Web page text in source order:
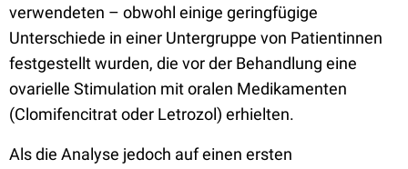
verwendeten – obwohl einige geringfügige
Unterschiede in einer Untergruppe von Patientinnen
festgestellt wurden, die vor der Behandlung eine
ovarielle Stimulation mit oralen Medikamenten
(Clomifencitrat oder Letrozol) erhielten.
Als die Analyse jedoch auf einen ersten